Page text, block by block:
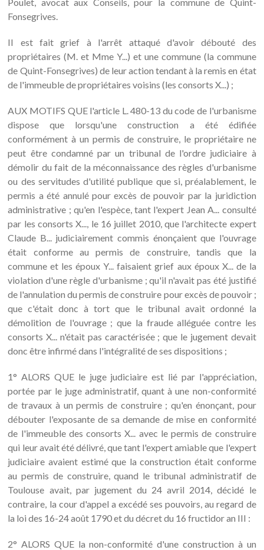
Fonsegrives.
II est fait grief à l'arrêt attaqué d'avoir débouté des
propriétaires (M. et Mme Y...) et une commune (la commune
de Quint-Fonsegrives) de leur action tendant à la remis en état
de l'immeuble de propriétaires voisins (les consorts X...) ;
AUX MOTIFS QUE l'article L. 480-13 du code de l'urbanisme
dispose que lorsqu'une construction a été édifiée
conformément à un permis de construire, le propriétaire ne
peut être condamné par un tribunal de l'ordre judiciaire à
démolir du fait de la méconnaissance des règles d'urbanisme
ou des servitudes d'utilité publique que si, préalablement, le
permis a été annulé pour excès de pouvoir par la juridiction
administrative ; qu'en l'espèce, tant l'expert Jean A... consulté
par les consorts X..., le 16 juillet 2010, que l'architecte expert
Claude B... judiciairement commis énonçaient que l'ouvrage
était conforme au permis de construire, tandis que la
commune et les époux Y... faisaient grief aux époux X... de la
violation d'une règle d'urbanisme ; qu'il n'avait pas été justifié
de l'annulation du permis de construire pour excès de pouvoir ;
que c'était donc à tort que le tribunal avait ordonné la
démolition de l'ouvrage ; que la fraude alléguée contre les
consorts X... n'était pas caractérisée ; que le jugement devait
donc être infirmé dans l'intégralité de ses dispositions ;
1° ALORS QUE le juge judiciaire est lié par l'appréciation,
portée par le juge administratif, quant à une non-conformité
de travaux à un permis de construire ; qu'en énonçant, pour
débouter l'exposante de sa demande de mise en conformité
de l'immeuble des consorts X... avec le permis de construire
qui leur avait été délivré, que tant l'expert amiable que l'expert
judiciaire avaient estimé que la construction était conforme
au permis de construire, quand le tribunal administratif de
Toulouse avait, par jugement du 24 avril 2014, décidé le
contraire, la cour d'appel a excédé ses pouvoirs, au regard de
la loi des 16-24 août 1790 et du décret du 16 fructidor an III :
2° ALORS QUE la non-conformité d'une construction à un